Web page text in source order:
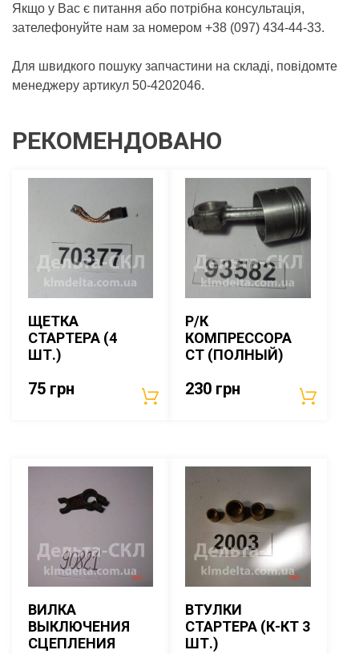
Якщо у Вас є питання або потрібна консультація,
зателефонуйте нам за номером +38 (097) 434-44-33.
Для швидкого пошуку запчастини на складі, повідомте
менеджеру артикул 50-4202046.
РЕКОМЕНДОВАНО
ЩЕТКА
СТАРТЕРА (4
ШТ.)
75 грн
Р/К
КОМПРЕССОРА
СТ (ПОЛНЫЙ)
230 грн
ВИЛКА
ВЫКЛЮЧЕНИЯ
СЦЕПЛЕНИЯ
ВТУЛКИ
СТАРТЕРА (К-КТ 3
ШТ.)